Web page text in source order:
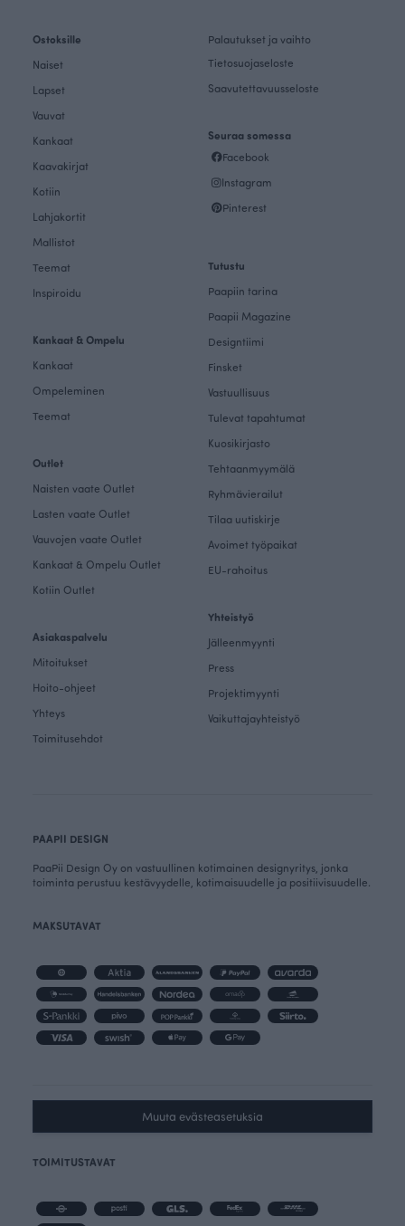
Ostoksille
Naiset
Lapset
Vauvat
Kankaat
Kaavakirjat
Kotiin
Lahjakortit
Mallistot
Teemat
Inspiroidu
Kankaat & Ompelu
Kankaat
Ompeleminen
Teemat
Outlet
Naisten vaate Outlet
Lasten vaate Outlet
Vauvojen vaate Outlet
Kankaat & Ompelu Outlet
Kotiin Outlet
Asiakaspalvelu
Mitoitukset
Hoito-ohjeet
Yhteys
Toimitusehdot
Palautukset ja vaihto
Tietosuojaseloste
Saavutettavuusseloste
Seuraa somessa
Facebook
Instagram
Pinterest
Tutustu
Paapiin tarina
Paapii Magazine
Designtiimi
Finsket
Vastuullisuus
Tulevat tapahtumat
Kuosikirjasto
Tehtaanmyymälä
Ryhmävierailut
Tilaa uutiskirje
Avoimet työpaikat
EU-rahoitus
Yhteistyö
Jälleenmyynti
Press
Projektimyynti
Vaikuttajayhteistyö
PAAPII DESIGN
PaaPii Design Oy on vastuullinen kotimainen designyritys, jonka
toiminta perustuu kestävyydelle, kotimaisuudelle ja positiivisuudelle.
MAKSUTAVAT
Muuta evästeasetuksia
TOIMITUSTAVAT